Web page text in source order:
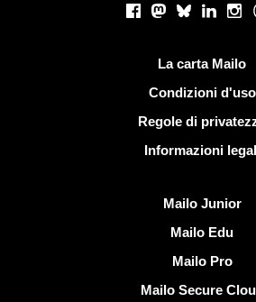
Facebook
Mastodon
BlueskyLinkedIn
La carta Mailo
Condizioni d'uso
Regole di
Informazioni
Mailo Junior
Mailo Edu
Mailo Pro
Mailo Secure